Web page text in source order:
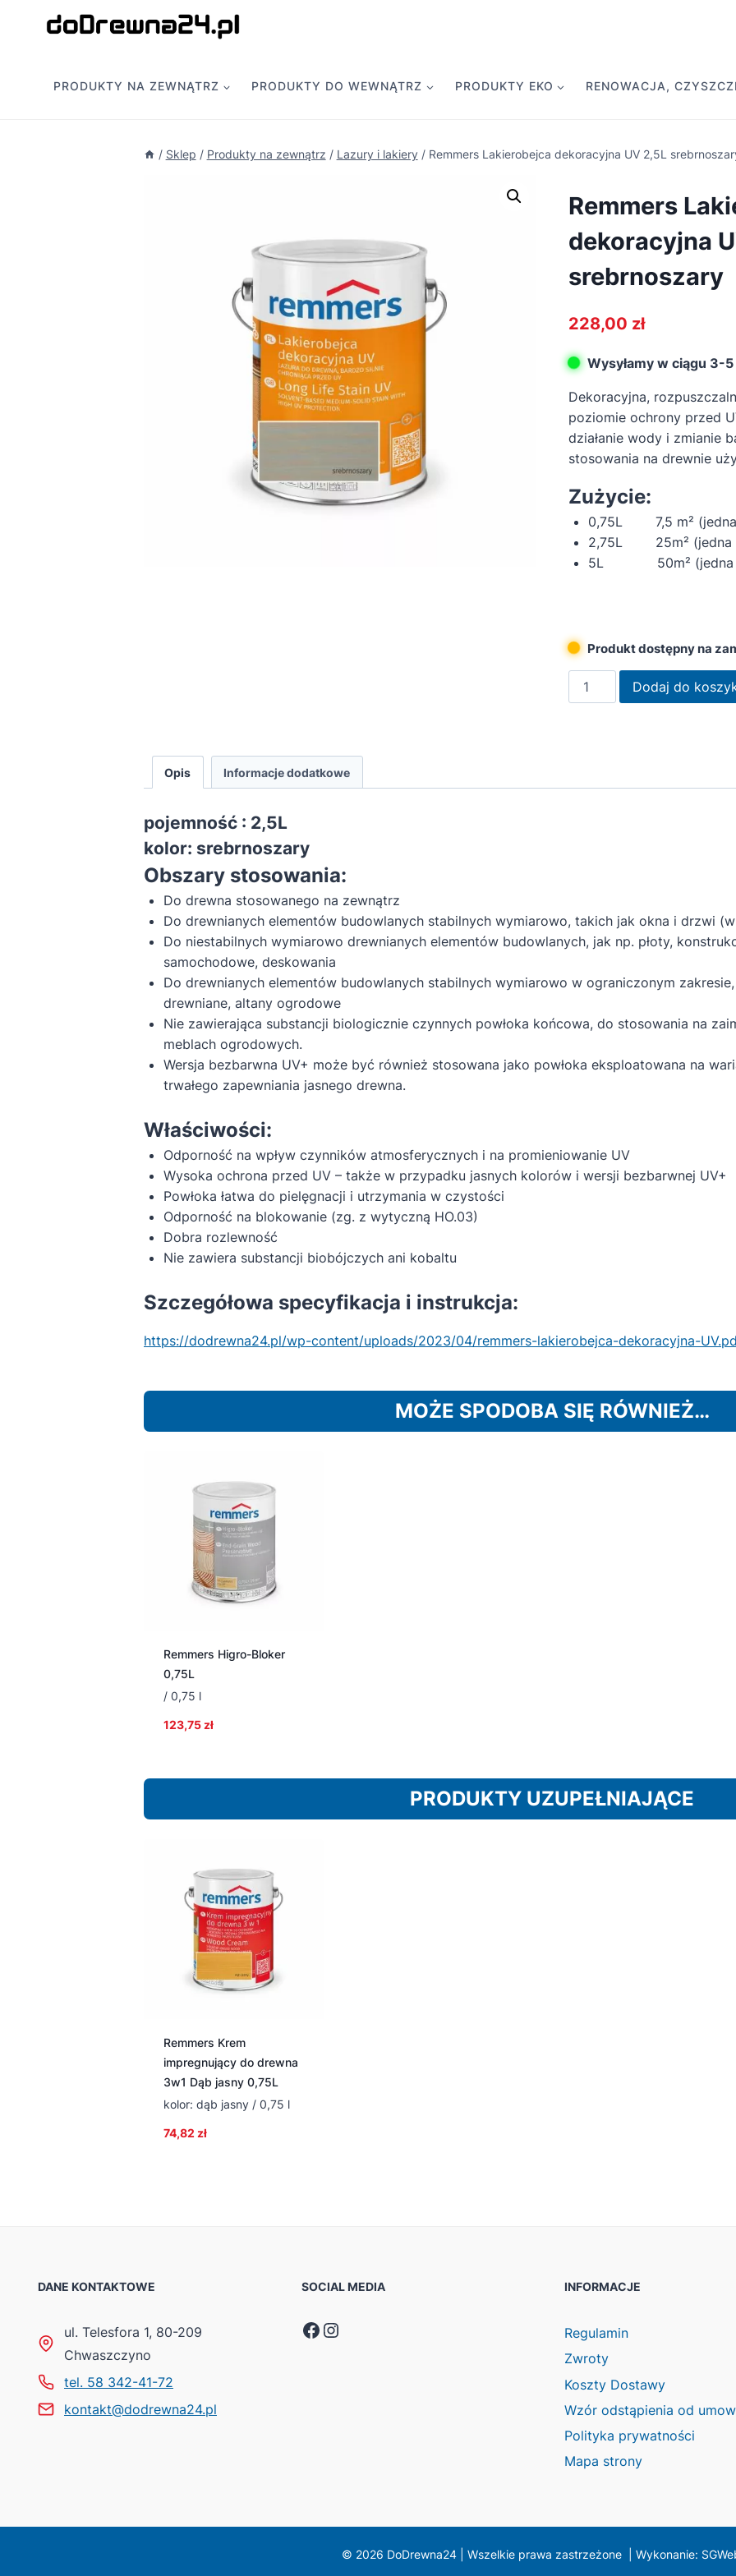
PRODUKTY NA ZEWNĄTRZ PRODUKTY DO WEWNĄTRZ PRODUKTY EKO RENOWACJA,
/ Sklep / Produkty na zewnątrz / Lazury i lakiery / Remmers Lakierobejca dekoracyjna UV 2,5L
Remmers
dekoracyjna
srebrnoszary
228,00 zł
Wysyłamy w ciągu 3-
Dekoracyjna,
poziomie ochrony przed
działanie wody i zmianie
stosowania na drewnie
Zużycie:
0,75L 7,5 m² (jedna
2,75L 25m² (jedna
5L 50m² (jedna
Produkt dostępny na
ilość
Remmers
Dodaj do
Opis Informacje dodatkowe
pojemność : 2,5L
kolor: srebrnoszary
Obszary stosowania:
Do drewna stosowanego na zewnątrz
Do drewnianych elementów budowlanych stabilnych wymiarowo, takich jak okna i drzwi
Do niestabilnych wymiarowo drewnianych elementów budowlanych, jak np. płoty,
samochodowe, deskowania
Do drewnianych elementów budowlanych stabilnych wymiarowo w ograniczonym
drewniane, altany ogrodowe
Nie zawierająca substancji biologicznie czynnych powłoka końcowa, do stosowania na
meblach ogrodowych.
Wersja bezbarwna UV+ może być również stosowana jako powłoka eksploatowana na
trwałego zapewniania jasnego drewna.
Właściwości:
Odporność na wpływ czynników atmosferycznych i na promieniowanie UV
Wysoka ochrona przed UV – także w przypadku jasnych kolorów i wersji bezbarwnej UV+
Powłoka łatwa do pielęgnacji i utrzymania w czystości
Odporność na blokowanie (zg. z wytyczną HO.03)
Dobra rozlewność
Nie zawiera substancji biobójczych ani kobaltu
Szczegółowa specyfikacja i instrukcja:
https://dodrewna24.pl/wp-content/uploads/2023/04/remmers-lakierobejca-dekoracyjna-
MOŻE SPODOBA SIĘ RÓWNIEŻ…
Remmers Higro-Bloker
0,75L
/ 0,75 l
123,75zł
PRODUKTY UZUPEŁNIAJĄCE
Remmers Krem
impregnujący do drewna
3w1 Dąb jasny 0,75L
kolor: dąb jasny / 0,75 l
74,82 zł
DANE KONTAKTOWE
ul. Telesfora 1, 80-209
Chwaszczyno
tel. 58 342-41-72
kontakt@dodrewna24.pl
SOCIAL MEDIA
Facebook
Instagram
INFORMACJE
Regulamin
Zwroty
Koszty Dostawy
Wzór odstąpienia od
Polityka prywatności
Mapa strony
© 2026 DoDrewna24 | Wszelkie prawa zastrzeżone | Wykonanie: